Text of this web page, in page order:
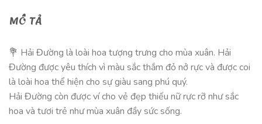
MÔ TẢ
💐 Hải Đường là loài hoa tượng trưng cho mùa xuân. Hải
Đường được yêu thích vì màu sắc thắm đỏ nở rực và được coi
là loài hoa thể hiện cho sự giàu sang phú quý.
Hải Đường còn được ví cho vẻ đẹp thiếu nữ rực rỡ như sắc
hoa và tươi trẻ như mùa xuân đầy sức sống.